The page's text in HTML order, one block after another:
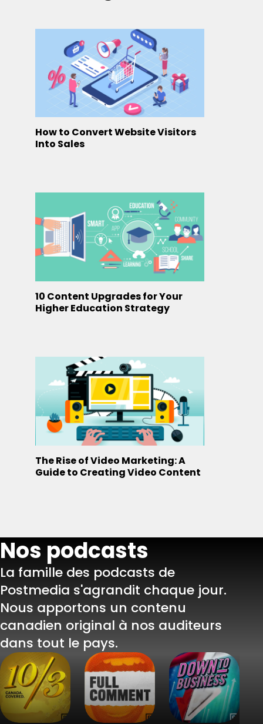
How to Convert Website Visitors
Into Sales
10 Content Upgrades for Your
Higher Education Strategy
The Rise of Video Marketing: A
Guide to Creating Video Content
Nos podcasts
La famille des podcasts de
Postmedia s'agrandit chaque jour.
Nous apportons un contenu
canadien original à nos auditeurs
dans tout le pays.
10/3 Canada CoveredFull Comment Down To Business